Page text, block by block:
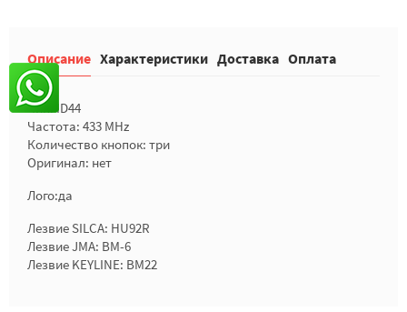
Описание Характеристики Доставка Оплата
Чип: ID44
Частота: 433 MHz
Количество кнопок: три
Оригинал: нет
Лого:да
Лезвие SILCA: HU92R
Лезвие JMA: BM-6
Лезвие KEYLINE: BM22